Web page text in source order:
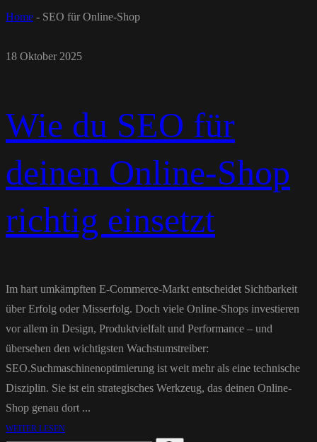
Home - SEO für Online-Shop
18 Oktober 2025
Wie du SEO für
deinen Online-Shop
richtig einsetzt
Im hart umkämpften E-Commerce-Markt entscheidet Sichtbarkeit
über Erfolg oder Misserfolg. Doch viele Online-Shops investieren
vor allem in Design, Produktvielfalt und Performance – und
übersehen den wichtigsten Wachstumstreiber:
SEO.Suchmaschinenoptimierung ist weit mehr als eine technische
Disziplin. Sie ist ein strategisches Werkzeug, das deinen Online-
Shop genau dort ...
WEITER LESEN